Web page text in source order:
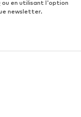
ou en utilisant l'option
newsletter.